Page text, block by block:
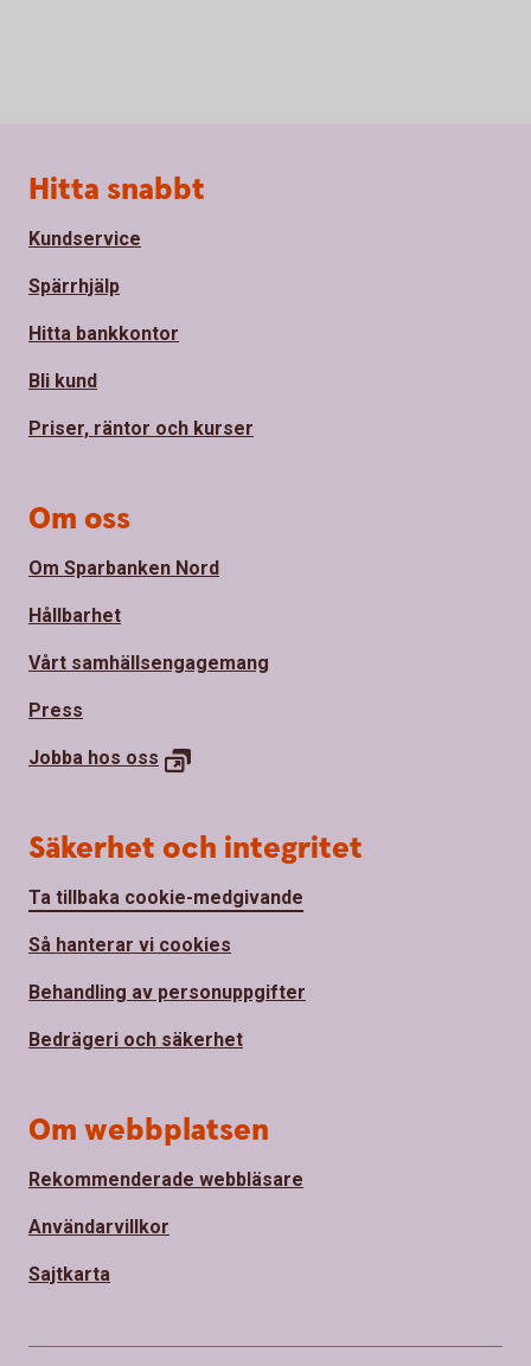
Sidfot
Hitta snabbt
Kundservice
Spärrhjälp
Hitta bankkontor
Bli kund
Priser, räntor och kurser
Om oss
Om Sparbanken Nord
Hållbarhet
Vårt samhällsengagemang
Press
Jobba hos oss
Säkerhet och integritet
Ta tillbaka cookie-medgivande
Så hanterar vi cookies
Behandling av personuppgifter
Bedrägeri och säkerhet
Om webbplatsen
Rekommenderade webbläsare
Användarvillkor
Sajtkarta